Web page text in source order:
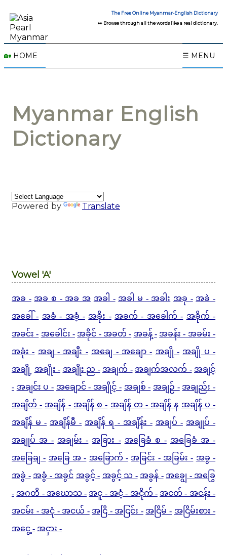
The Free Online Myanmar-English Dictionary
👀 Browse through all the words like a real dictionary.
🏡 HOME ☰ MENU
Myanmar English
Dictionary
Powered by Translate
Vowel 'A'
အခ - အခ စ - အခ အ အခါ - အခါ မ - အခါး အခု - အခဲ -
အခေါ် - အခံ - အခံ့ - အခိုး - အခက် - အခေါက် - အခိုက် -
အခင်း - အခေါင်း - အခိုင် - အခတ် - အခန့် - အခန်း - အခမ်း -
အခုံး - အချ - အချီး - အချေ - အချော - အချို - အချို ပ -
အချို့ အချိုး - အချိုး ည - အချက် - အချက်အလက် - အချင့်
- အချင်း ပ - အချောင် - အချိုင့် - အချစ် - အချဉ် - အချည်း -
အချိတ် - အချိန် - အချိန် စ - အချိန် တ - အချိန် န အချိန် ပ -
အချိန် မ - အချိန်မီ - အချိန် ရ - အချိန်း - အချပ် - အချုပ် -
အချုပ် အ - အချမ်း - အခြား - အခြေခံ စ - အခြေခံ အ -
အခြေချ - အခြေ အ - အခြောက် - အခြင်း - အခြမ်း - အခွ -
အခွဲ - အခွံ - အခွင် အခွင့် - အခွင့် သ - အခွန် - အချွေ - အခြွေ
- အဂတိ - အဃောသ - အငူ - အငံ့ - အငိုက် - အငတ် - အငန်း -
အငမ်း - အငုံ - အငယ် - အငြိ - အငြင်း - အငြိမ် - အငြိမ်းစား -
အငွေ့ - အငှား -